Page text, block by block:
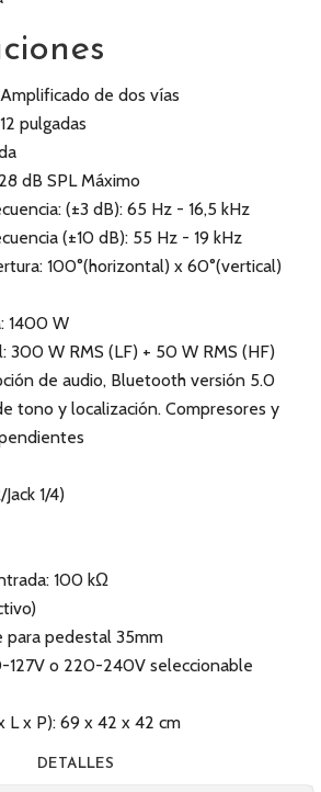
de dos vías
pulgadas
dB SPL Máximo
(±3 dB): 65 Hz - 16,5 kHz
(±10 dB): 55 Hz - 19 kHz
100°(horizontal) x 60°(vertical)
1400 W
300 W RMS (LF) + 50 W RMS (HF)
de audio, Bluetooth versión 5.0
tono y localización. Compresores y
1/4)
100 kΩ
para pedestal 35mm
127V o 220-240V seleccionable
L x P): 69 x 42 x 42 cm
DETALLES